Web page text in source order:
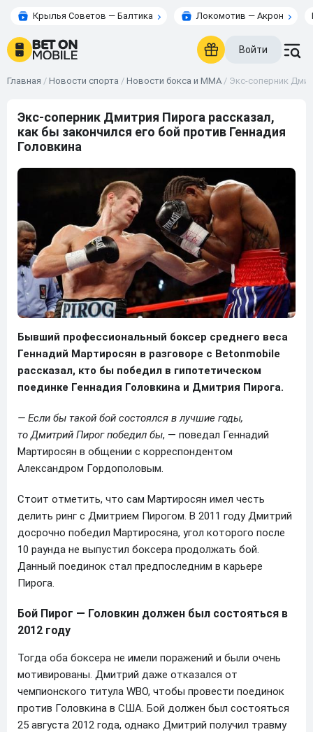
Крылья Советов — Балтика Локомотив — Акрон
Войти
Главная / Новости спорта / Новости бокса и ММА / Экс-соперник
Экс-соперник Дмитрия Пирога рассказал,
как бы закончился его бой против Геннадия
Головкина
Бывший профессиональный боксер среднего веса
Геннадий Мартиросян в разговоре с Betonmobile
рассказал, кто бы победил в гипотетическом
поединке Геннадия Головкина и Дмитрия Пирога.
— Если бы такой бой состоялся в лучшие годы,
то Дмитрий Пирог победил бы, — поведал Геннадий
Мартиросян в общении с корреспондентом
Александром Гордополовым.
Стоит отметить, что сам Мартиросян имел честь
делить ринг с Дмитрием Пирогом. В 2011 году Дмитрий
досрочно победил Мартиросяна, угол которого после
10 раунда не выпустил боксера продолжать бой.
Данный поединок стал предпоследним в карьере
Пирога.
Бой Пирог — Головкин должен был состояться в
2012 году
Тогда оба боксера не имели поражений и были очень
мотивированы. Дмитрий даже отказался от
чемпионского титула WBO, чтобы провести поединок
против Головкина в США. Бой должен был состояться
25 августа 2012 года, однако Дмитрий получил травму